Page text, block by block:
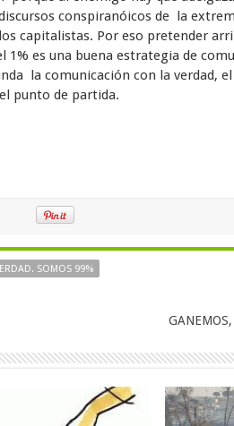
conspiranóicos de la
capitalistas. Por eso pretender
es una buena estrategia de
la comunicación con la verdad,
punto de partida.
SOMOS 99%